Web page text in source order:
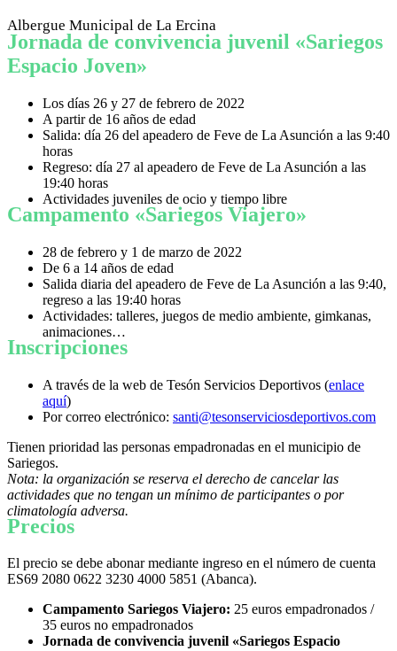
Albergue Municipal de La Ercina
Jornada de convivencia juvenil «Sariegos
Espacio Joven»
Los días 26 y 27 de febrero de 2022
A partir de 16 años de edad
Salida: día 26 del apeadero de Feve de La Asunción a las 9:40
horas
Regreso: día 27 al apeadero de Feve de La Asunción a las
19:40 horas
Actividades juveniles de ocio y tiempo libre
Campamento «Sariegos Viajero»
28 de febrero y 1 de marzo de 2022
De 6 a 14 años de edad
Salida diaria del apeadero de Feve de La Asunción a las 9:40,
regreso a las 19:40 horas
Actividades: talleres, juegos de medio ambiente, gimkanas,
animaciones…
Inscripciones
A través de la web de Tesón Servicios Deportivos (enlace
aquí)
Por correo electrónico: santi@tesonserviciosdeportivos.com
Tienen prioridad las personas empadronadas en el municipio de
Sariegos.
Nota: la organización se reserva el derecho de cancelar las
actividades que no tengan un mínimo de participantes o por
climatología adversa.
Precios
El precio se debe abonar mediante ingreso en el número de cuenta
ES69 2080 0622 3230 4000 5851 (Abanca).
Campamento Sariegos Viajero: 25 euros empadronados /
35 euros no empadronados
Jornada de convivencia juvenil «Sariegos Espacio